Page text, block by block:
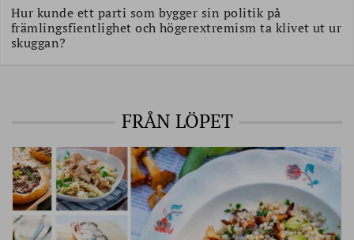
Hur kunde ett parti som bygger sin politik på
främlingsfientlighet och högerextremism ta klivet ut ur
skuggan?
FRÅN LÖPET